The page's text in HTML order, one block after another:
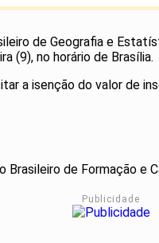
de Geografia e
(9), no horário de Brasília.
a isenção do valor de
de Formação e
Publicidade